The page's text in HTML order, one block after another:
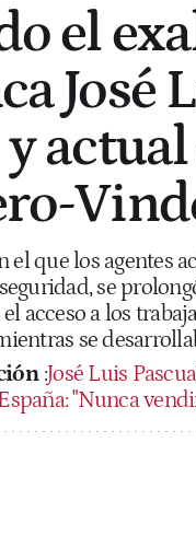
el
José
y
el que los agentes
se
acceso a los
se
:José Luis
"Nunca